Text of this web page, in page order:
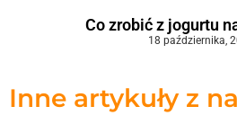
Co zrobić z jogurtu
18 października,
Inne artykuły z